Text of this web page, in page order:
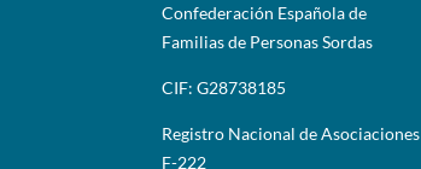
Confederación Española de
Familias de Personas Sordas
CIF: G28738185
Registro Nacional de Asociaciones
F-222